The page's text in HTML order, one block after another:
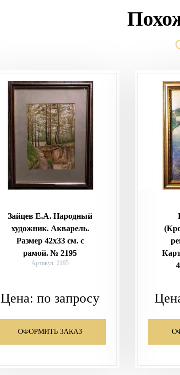
Зайцев Е.А. Народный
художник. Акварель.
Размер 42х33 см. с
рамой. № 2195
Артикул: 2195
Цена:по запросу
ОФОРМИТЬ ЗАКАЗ